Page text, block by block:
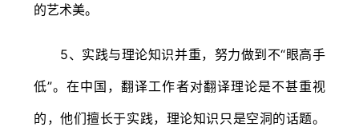
的艺术美。
5、实践与理论知识并重，努力做到不“眼高手
低”。在中国，翻译工作者对翻译理论是不甚重视
的，他们擅长于实践，理论知识只是空洞的话题。